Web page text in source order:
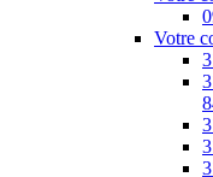
Votre